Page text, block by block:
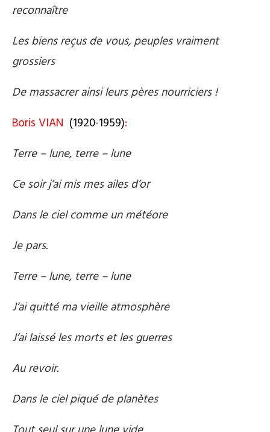
reconnaître
Les biens reçus de vous, peuples vraiment
grossiers
De massacrer ainsi leurs pères nourriciers !
Boris VIAN (1920-1959):
Terre – lune, terre – lune
Ce soir j’ai mis mes ailes d’or
Dans le ciel comme un météore
Je pars.
Terre – lune, terre – lune
J’ai quitté ma vieille atmosphère
J’ai laissé les morts et les guerres
Au revoir.
Dans le ciel piqué de planètes